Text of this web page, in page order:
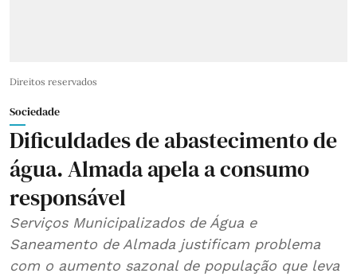
Direitos reservados
Sociedade
Dificuldades de abastecimento de
água. Almada apela a consumo
responsável
Serviços Municipalizados de Água e
Saneamento de Almada justificam problema
com o aumento sazonal de população que leva